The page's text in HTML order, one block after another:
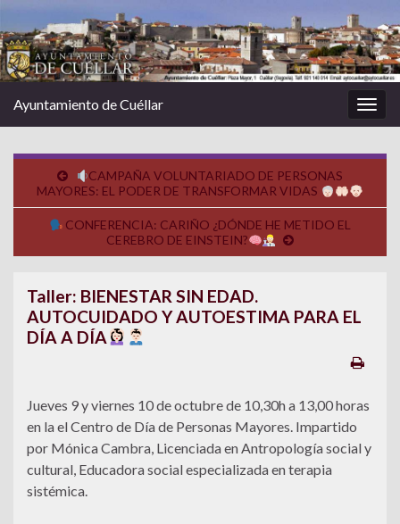
la
Ayuntamiento de Cuéllar
CAMPAÑA VOLUNTARIADO DE PERSONAS
MAYORES: EL PODER DE TRANSFORMAR VIDAS
CONFERENCIA: CARIÑO ¿DÓNDE HE METIDO EL
CEREBRO DE EINSTEIN?
Taller: BIENESTAR SIN EDAD.
AUTOCUIDADO Y AUTOESTIMA PARA EL
DÍA A DÍA
Jueves 9 y viernes 10 de octubre de 10,30h a 13,00 horas
en la el Centro de Día de Personas Mayores. Impartido
por Mónica Cambra, Licenciada en Antropología social y
cultural, Educadora social especializada en terapia
sistémica.